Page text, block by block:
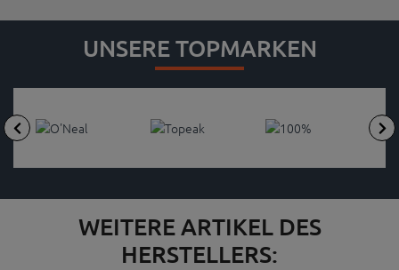
UNSERE TOPMARKEN
WEITERE ARTIKEL DES
HERSTELLERS: